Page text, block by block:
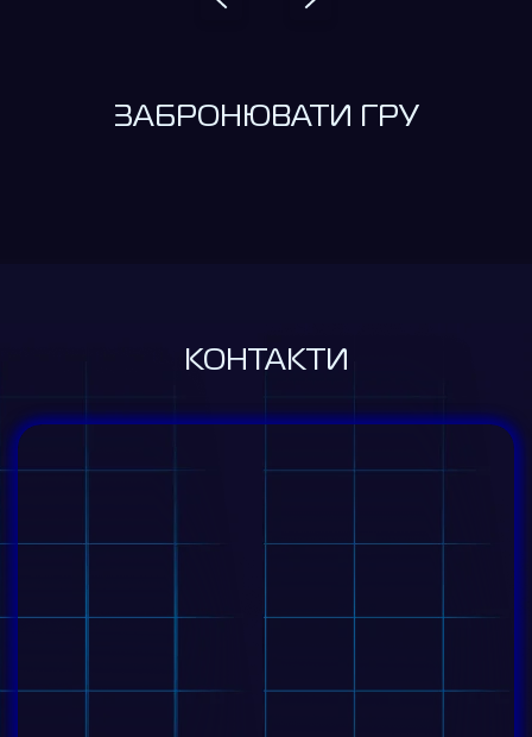
ЗАБРОНЮВАТИ ГРУ
КОНТАКТИ